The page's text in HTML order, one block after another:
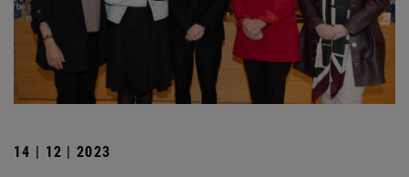
14 | 12 | 2023